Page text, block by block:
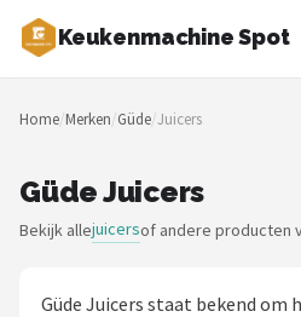
Keukenmachine Spot
Zoeken
NAVIGATIE
Merken
Home/Merken/Güde/Juicers
Güde Juicers
Bekijk allejuicersof andere producten
Güde Juicers staat bekend om